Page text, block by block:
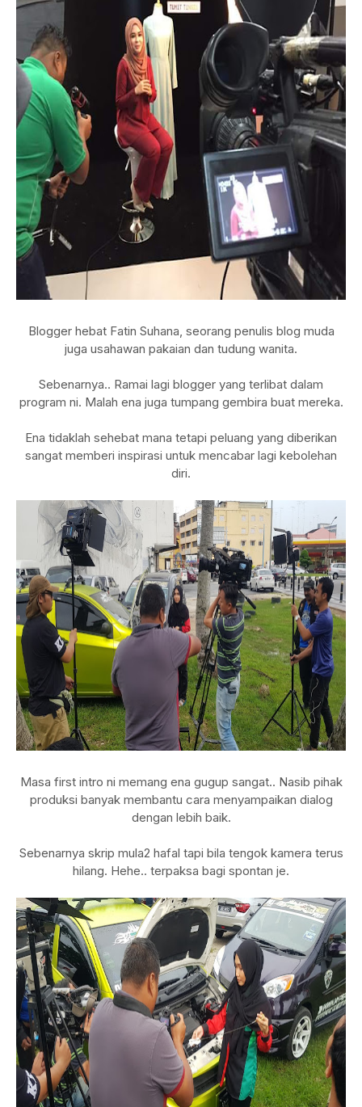
Blogger hebat Fatin Suhana, seorang penulis blog muda
juga usahawan pakaian dan tudung wanita.
Sebenarnya.. Ramai lagi blogger yang terlibat dalam
program ni. Malah ena juga tumpang gembira buat mereka.
Ena tidaklah sehebat mana tetapi peluang yang diberikan
sangat memberi inspirasi untuk mencabar lagi kebolehan
diri.
Masa first intro ni memang ena gugup sangat.. Nasib pihak
produksi banyak membantu cara menyampaikan dialog
dengan lebih baik.
Sebenarnya skrip mula2 hafal tapi bila tengok kamera terus
hilang. Hehe.. terpaksa bagi spontan je.